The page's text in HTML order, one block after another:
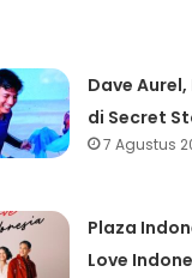
Dave
di Secret
7 Agustus
Plaza
Love